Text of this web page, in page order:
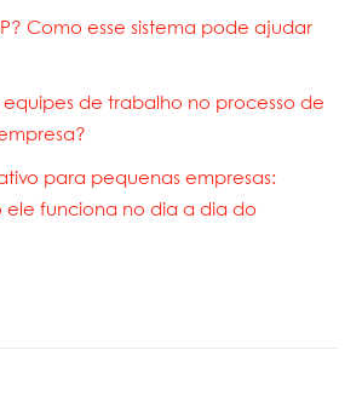
Como esse sistema pode ajudar
de trabalho no processo de
para pequenas empresas:
funciona no dia a dia do